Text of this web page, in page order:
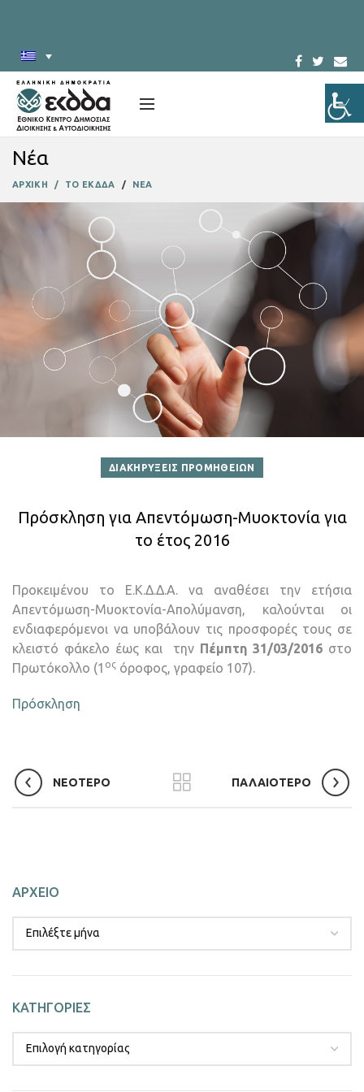
Νέα
ΑΡΧΙΚΗ ΤΟ ΕΚΔΔΑ ΝΕΑ
ΔΙΑΚΗΡΥΞΕΙΣ ΠΡΟΜΗΘΕΙΩΝ
Πρόσκληση για Απεντόμωση-Μυοκτονία για
το έτος 2016
Προκειμένου το Ε.Κ.Δ.Δ.Α. να αναθέσει την ετήσια
Απεντόμωση-Μυοκτονία-Απολύμανση, καλούνται οι
ενδιαφερόμενοι να υποβάλουν τις προσφορές τους σε
κλειστό φάκελο έως και την Πέμπτη 31/03/2016 στο
Πρωτόκολλο (1 ος όροφος, γραφείο 107).
Πρόσκληση
ΝΕΟΤΕΡΟ ΠΑΛΑΙΟΤΕΡΟ
ΑΡΧΕΙΟ
ΚΑΤΗΓΟΡΙΕΣ